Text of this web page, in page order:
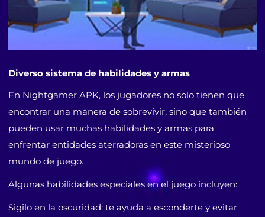
Diverso sistema de habilidades y armas
En Nightgamer APK, los jugadores no solo tienen que
encontrar una manera de sobrevivir, sino que también
pueden usar muchas habilidades y armas para
enfrentar entidades aterradoras en este misterioso
mundo de juego.
Algunas habilidades especiales en el juego incluyen:
Sigilo en la oscuridad: te ayuda a esconderte y evitar